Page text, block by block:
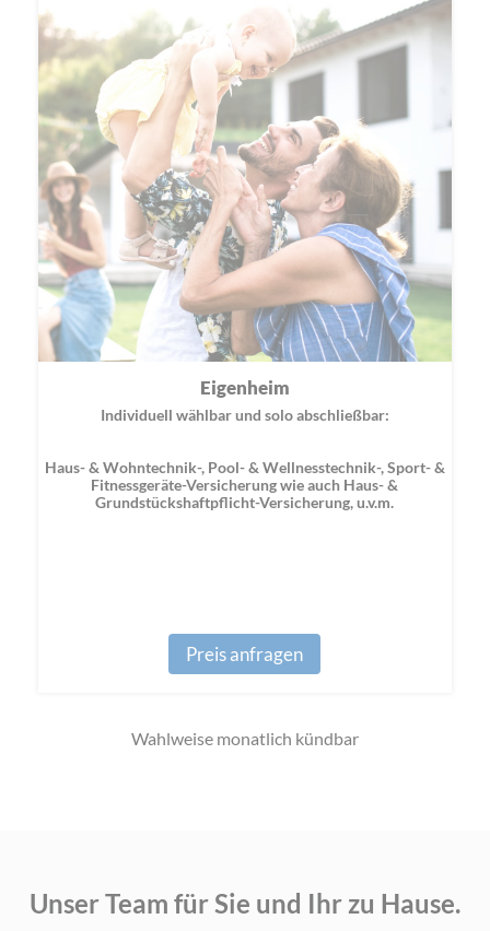
Eigenheim
Individuell wählbar und solo abschließbar:
Haus- & Wohntechnik-, Pool- & Wellnesstechnik-, Sport- &
Fitnessgeräte-Versicherung wie auch Haus- &
Grundstückshaftpflicht-Versicherung, u.v.m.
Preis anfragen
Wahlweise monatlich kündbar
Unser Team für Sie und Ihr zu Hause.